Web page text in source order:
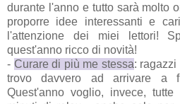
durante l'anno e tutto sarà molto
proporre idee interessanti e
l'attenzione dei miei lettori!
quest'anno ricco di novità!
- Curare di più me stessa:
trovo davvero ad arrivare a
Quest'anno voglio, invece,